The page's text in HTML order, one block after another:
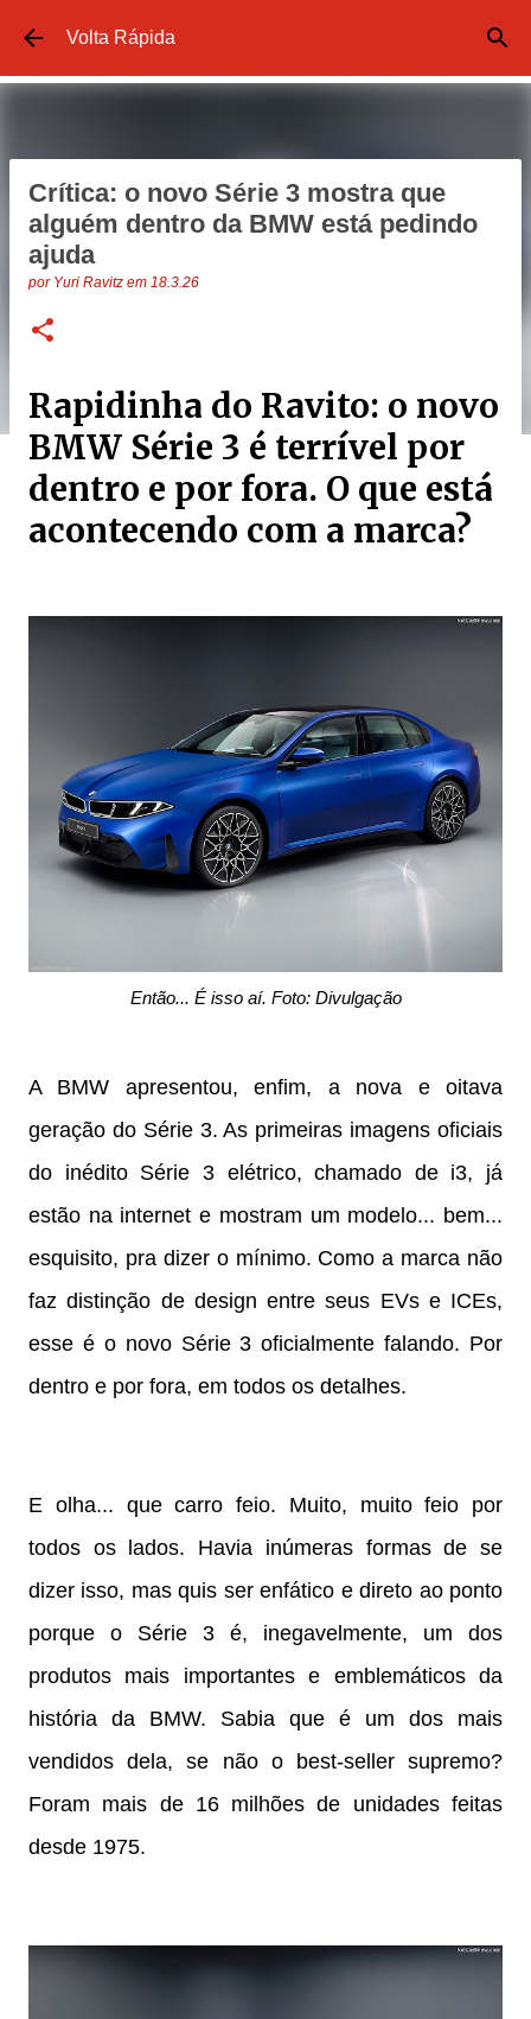
Pular para o conteúdo principal
Volta Rápida
Crítica: o novo Série 3 mostra que
alguém dentro da BMW está pedindo
ajuda
por Yuri Ravitz em 18.3.26
Rapidinha do Ravito: o novo
BMW Série 3 é terrível por
dentro e por fora. O que está
acontecendo com a marca?
Então... É isso aí. Foto: Divulgação
A BMW apresentou, enfim, a nova e oitava
geração do Série 3. As primeiras imagens oficiais
do inédito Série 3 elétrico, chamado de i3, já
estão na internet e mostram um modelo... bem...
esquisito, pra dizer o mínimo. Como a marca não
faz distinção de design entre seus EVs e ICEs,
esse é o novo Série 3 oficialmente falando. Por
dentro e por fora, em todos os detalhes.
E olha... que carro feio. Muito, muito feio por
todos os lados. Havia inúmeras formas de se
dizer isso, mas quis ser enfático e direto ao ponto
porque o Série 3 é, inegavelmente, um dos
produtos mais importantes e emblemáticos da
história da BMW. Sabia que é um dos mais
vendidos dela, se não o best-seller supremo?
Foram mais de 16 milhões de unidades feitas
desde 1975.